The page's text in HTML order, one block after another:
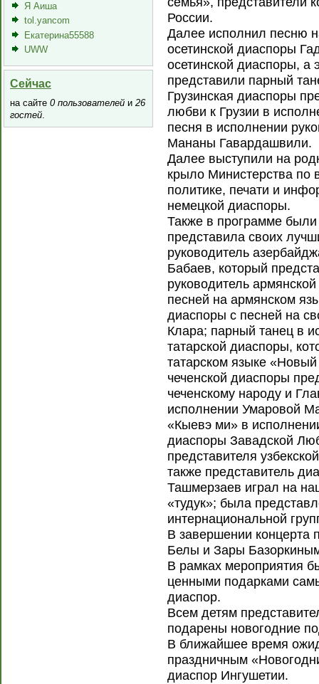
Я Аиша
tol.yancom
Екатерина55588
UWW
Сейчас
на сайте 0 пользователей и 26
гостей.
России.
Далее исполнил песню
осетинской диаспоры
осетинской диаспоры, а
представили парный
Грузинская диаспоры
любви к Грузии в
песня в исполнении
Мананы Гавардашвили.
Далее выступили на
крыло Министерства по
политике, печати и
немецкой диаспоры.
Также в программе были
представила своих
руководитель
Бабаев, который
руководитель
песней на армянском
диаспоры с песней на
Клара; парный танец в
татарской диаспоры,
татарском языке
чеченской диаспоры
чеченскому народу и
исполнении Умаровой
«Кыевэ ми» в
диаспоры Завадской
представителя
также представитель
Ташмерзаев играл на
«тудук»; была
интернациональной
В завершении концерта
Белы и Зары
В рамках мероприятия
ценными подарками
диаспор.
Всем детям
подарены новогодние
В ближайшее время
праздничным
диаспор Ингушетии.